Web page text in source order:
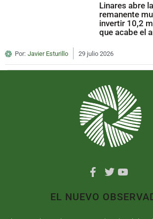
Linares abre
remanente
invertir 10,2
que acabe el
Por: Javier Esturillo 29 julio 2026
EL NUEVO